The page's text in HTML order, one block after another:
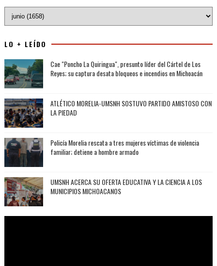
LO + LEÍDO
Cae "Poncho La Quiringua", presunto líder del Cártel de Los
Reyes; su captura desata bloqueos e incendios en Michoacán
ATLÉTICO MORELIA-UMSNH SOSTUVO PARTIDO AMISTOSO CON
LA PIEDAD
Policía Morelia rescata a tres mujeres víctimas de violencia
familiar; detiene a hombre armado
UMSNH ACERCA SU OFERTA EDUCATIVA Y LA CIENCIA A LOS
MUNICIPIOS MICHOACANOS